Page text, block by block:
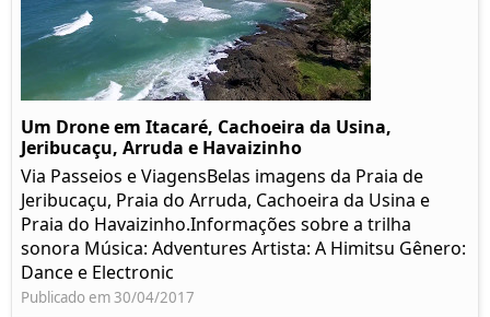
Um Drone em Itacaré, Cachoeira da Usina,
Jeribucaçu, Arruda e Havaizinho
Via Passeios e ViagensBelas imagens da Praia de
Jeribucaçu, Praia do Arruda, Cachoeira da Usina e
Praia do Havaizinho.Informações sobre a trilha
sonora Música: Adventures Artista: A Himitsu Gênero:
Dance e Electronic
Publicado em 30/04/2017